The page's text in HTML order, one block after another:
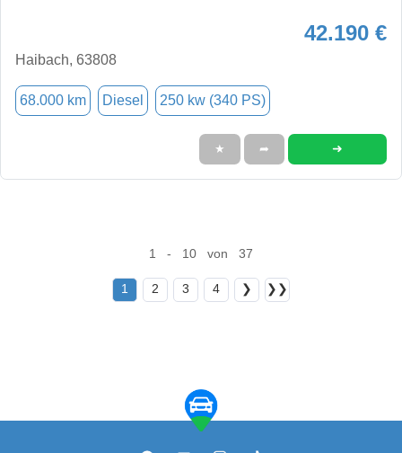
42.190 €
Haibach, 63808
68.000 km Diesel 250 kw (340 PS)
★ ➦ ➜
1 - 10 von 37
1 2 3 4 ❯ ❯❯